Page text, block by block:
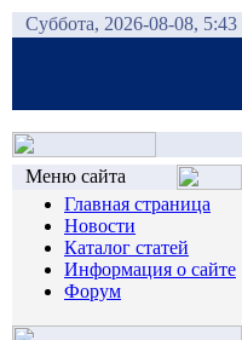
Суббота, 2026-08-08,
Меню сайта
Главная страница
Новости
Каталог статей
Информация о сайте
Форум